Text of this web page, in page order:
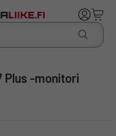
Plus -monitori